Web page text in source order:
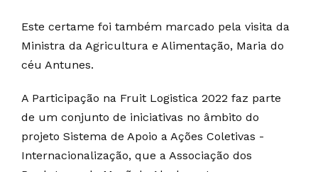
Este certame foi também marcado pela visita da
Ministra da Agricultura e Alimentação, Maria do
céu Antunes.
A Participação na Fruit Logistica 2022 faz parte
de um conjunto de iniciativas no âmbito do
projeto Sistema de Apoio a Ações Coletivas -
Internacionalização, que a Associação dos